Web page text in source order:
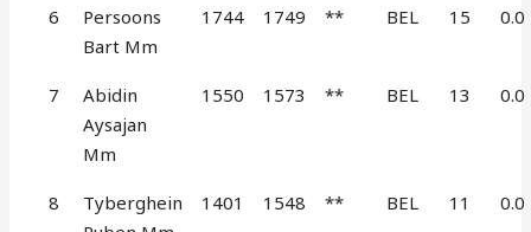
6
Persoons
Bart Mm
1744 1749 ** BEL 15 0.0
7
Abidin
Aysajan
Mm
1550 1573 ** BEL 13 0.0
8
Tyberghein
1401 1548 ** BEL 11 0.0